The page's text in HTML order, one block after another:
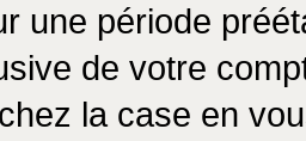
une période
de votre
la case en